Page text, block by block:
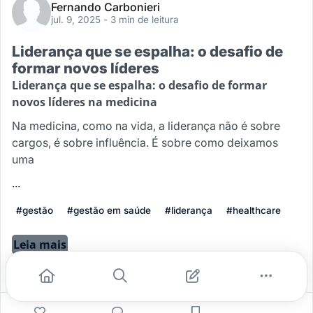
Fernando Carbonieri
jul. 9, 2025 - 3 min de leitura
Liderança que se espalha: o desafio de
formar novos líderes
Liderança que se espalha: o desafio de formar
novos líderes na medicina
Na medicina, como na vida, a liderança não é sobre
cargos, é sobre influência. É sobre como deixamos
uma
...
#gestão #gestão em saúde #liderança #healthcare
Leia mais